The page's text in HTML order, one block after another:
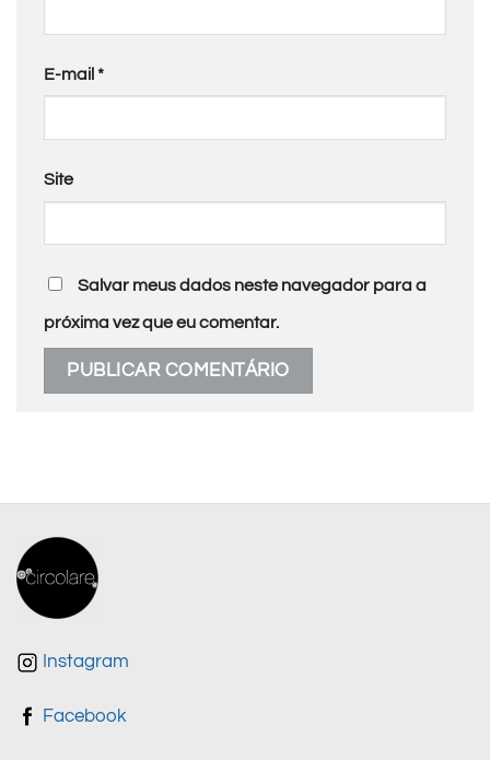
E-mail *
Site
Salvar meus dados neste navegador para a
próxima vez que eu comentar.
Instagram
Facebook